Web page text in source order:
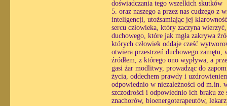
doświadczania tego wszelkich skutków
5. oraz naszego a przez nas cudzego
inteligencji, utożsamiając jej
sercu człowieka, który zaczyna
duchowego, które jak mgła zakrywa
których człowiek oddaje cześć
otwiera przestrzeń duchowego zamętu,
źródłem, z którego ono wypływa, a
gasi żar modlitwy, prowadząc do
życia, oddechem prawdy i
odpowiednio w niezależności od m.in.
szczodrości i odpowiednio ich braku
znachorów, bioenergoterapeutów,